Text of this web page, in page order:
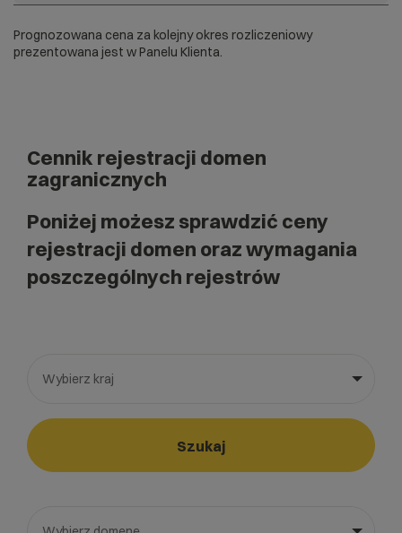
Prognozowana cena za kolejny okres rozliczeniowy
prezentowana jest w Panelu Klienta.
Cennik rejestracji domen
zagranicznych
Poniżej możesz sprawdzić ceny
rejestracji domen oraz wymagania
poszczególnych rejestrów
Wybierz kraj
Wybierz gotową listę. Użyj spacji, aby otworzyć.
Naciśnij spację, aby otworzyć listę, klawisze strzałek, aby
Szukaj